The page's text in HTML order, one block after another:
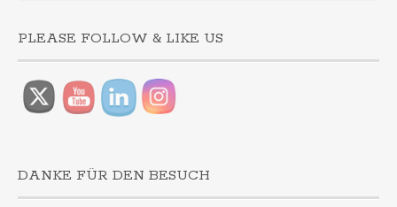
PLEASE FOLLOW & LIKE US
DANKE FÜR DEN BESUCH